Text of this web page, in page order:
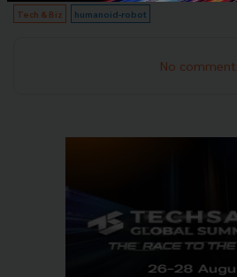
Tech & Biz humanoid-robot
No comment